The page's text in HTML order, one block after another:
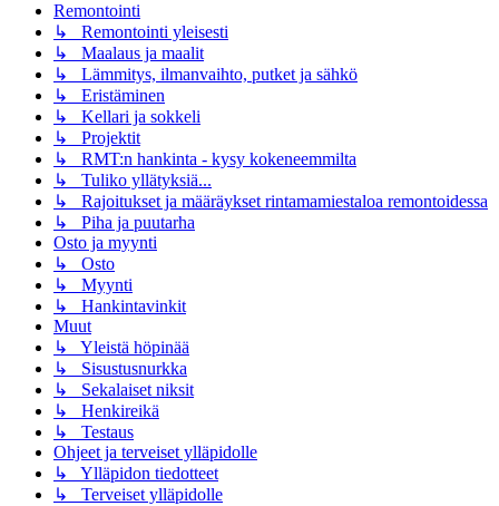
Remontointi
↳ Remontointi yleisesti
↳ Maalaus ja maalit
↳ Lämmitys, ilmanvaihto, putket ja sähkö
↳ Eristäminen
↳ Kellari ja sokkeli
↳ Projektit
↳ RMT:n hankinta - kysy kokeneemmilta
↳ Tuliko yllätyksiä...
↳ Rajoitukset ja määräykset rintamamiestaloa remontoidessa
↳ Piha ja puutarha
Osto ja myynti
↳ Osto
↳ Myynti
↳ Hankintavinkit
Muut
↳ Yleistä höpinää
↳ Sisustusnurkka
↳ Sekalaiset niksit
↳ Henkireikä
↳ Testaus
Ohjeet ja terveiset ylläpidolle
↳ Ylläpidon tiedotteet
↳ Terveiset ylläpidolle